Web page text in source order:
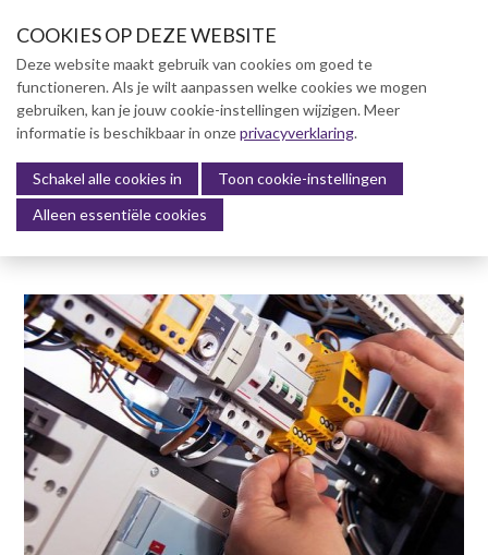
J
u
p
t
o
n
a
v
Menu
Over NVBK
NVBK Leden
Lidmaatschap
Kennisbank
Dag van de Bouwkosten 2025
Magazine
Kostenmanagement Bouw &
Infra (KM)
ABK-model 2023
Boek Levensduurkosten –
Slim investeren, lang
profiteren
Dag van de
Bouwkostendeskundige 2024
COOKIES OP DEZE WEBSITE
Deze website maakt gebruik van cookies om goed te
functioneren. Als je wilt aanpassen welke cookies we mogen
gebruiken, kan je jouw cookie-instellingen wijzigen. Meer
informatie is beschikbaar in onzeprivacyverklaring.
Schakel alle cookies in
Toon cookie-instellingen
Alleen essentiële cookies